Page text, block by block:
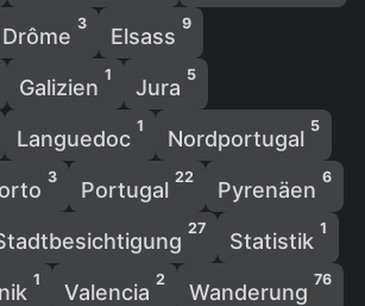
Drôme
3
Elsass
9
Galizien
1
Jura
5
Languedoc
1
Nordportugal
5
3
Portugal
22
Pyrenäen
6
27
Statistik
1
1
Valencia
2
Wanderung
76